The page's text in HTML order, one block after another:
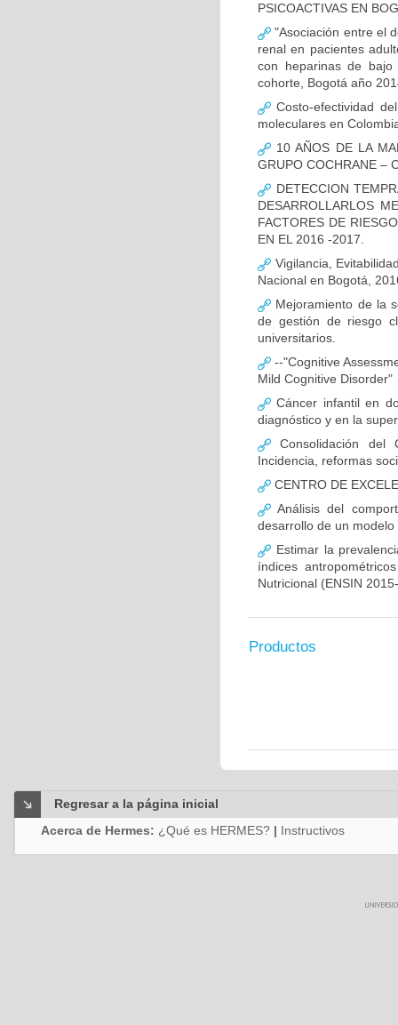
PSICOACTIVAS EN
"Asociación entre el
renal en pacientes
con heparinas de
cohorte, Bogotá año
Costo-efectividad
moleculares en
10 AÑOS DE LA
GRUPO COCHRANE –
DETECCION
DESARROLLARLOS
FACTORES DE
EN EL 2016 -2017.
Vigilancia,
Nacional en Bogotá,
Mejoramiento de la
de gestión de riesgo
universitarios.
--"Cognitive
Mild Cognitive Disorder"
Cáncer infantil en
diagnóstico y en la
Consolidación del
Incidencia, reformas
CENTRO DE
Análisis del
desarrollo de un
Estimar la
índices
Nutricional (ENSIN
Productos
Regresar a la página inicial
Acerca de Hermes: ¿Qué es HERMES? | Instructivos